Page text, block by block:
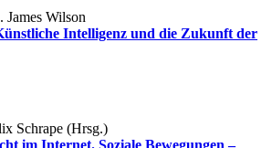
Wilson
Intelligenz und die Zukunft der
Schrape (Hrsg.)